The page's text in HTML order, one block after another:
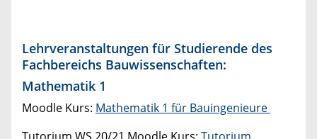
Lehrveranstaltungen für Studierende des
Fachbereichs Bauwissenschaften:
Mathematik 1
Moodle Kurs: Mathematik 1 für Bauingenieure
Tutorium WS 20/21 Moodle Kurs: Tutorium